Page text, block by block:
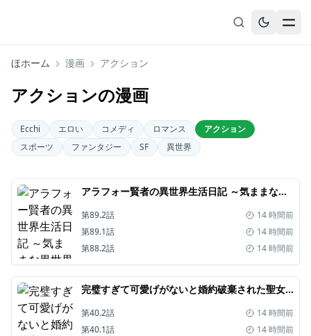
ブックマーク
履歴
ほホーム 漫画 アクション
アクションの漫画
Ecchi エロい コメディ ロマンス
アクション
スポーツ
ファンタジー SF 異世界
アラフォー賢者の異世界生活日記 ～気ままな異世界教師ライフ～
第89.2話
14 時間前
第89.1話
14 時間前
第88.2話
14 時間前
完璧すぎて可愛げがないと婚約破棄された聖女は隣国に売られる
第40.2話
14 時間前
第40.1話
14 時間前